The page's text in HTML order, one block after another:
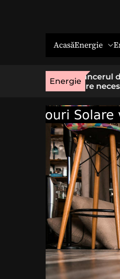
AcasăEnergie
Energie
afecțiune rară
cei care